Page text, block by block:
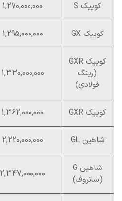
کوییک S 1,270,000,000
کوییک GX 1,295,000,000
کوییک GXR
(رینگ
فولادی)
1,330,000,000
کوییک GXR 1,362,000,000
شاهین GL 2,220,000,000
شاهین G
(سانروف)
2,347,000,000